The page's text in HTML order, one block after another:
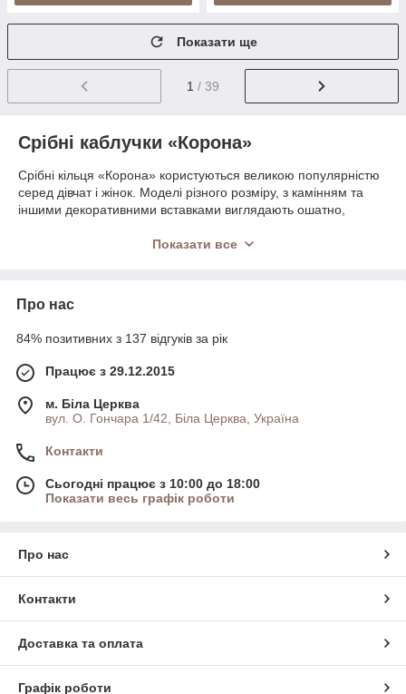
Показати ще
1 / 39
Срібні каблучки «Корона»
Срібні кільця «Корона» користуються великою популярністю
серед дівчат і жінок. Моделі різного розміру, з камінням та
іншими декоративними вставками виглядають ошатно,
власниці. Колечка «Корона» стануть справжньою радістю для
відмінний варіант для повсякденного, ділового образу.
Емаль довгий час зберігає відмінний зовнішній вигляд.
Найдешевші срібні каблучки та каблучки зі срібла з золотими
напайками можна купити по опту, дропшиппингу і в роздріб.
Ціни опт і дропшиппинг обумовлюються. Звертайтеся до нас і
ми з радістю відповімо на всі питання. Кільця носять всі, але
не всі мають гарні! Шкатулка.орг стежити за модними
тенденціями і регулярно оновлює свій асортимент. Модні
прикраси 2018 року на сайті shkatulka.org вже чекають вас
Показати все
Про нас
84% позитивних з 137 відгуків за рік
Працює з 29.12.2015
м. Біла Церква
вул. О. Гончара 1/42, Біла Церква, Україна
Контакти
Сьогодні працює з 10:00 до 18:00
Показати весь графік роботи
Про нас
Контакти
Доставка та оплата
Графік роботи